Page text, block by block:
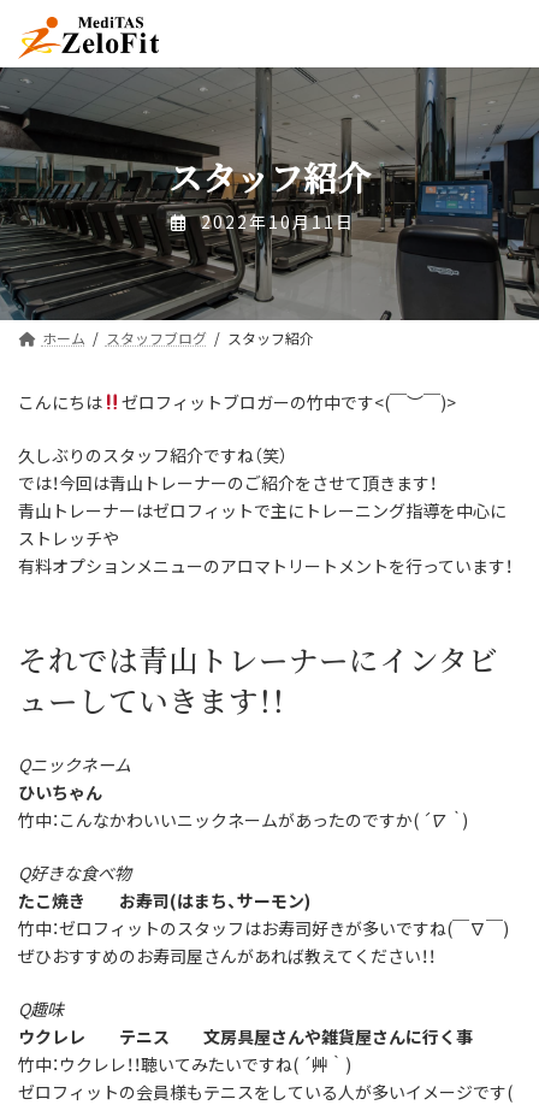
ン
ツ
へ
ス
キ
ッ
プ
ー
シ
ョ
ン
に
移
動
スタッフ紹介
2022年10月11日
ホーム スタッフブログ スタッフ紹介
こんにちは ゼロフィットブロガーの竹中です<(￣︶￣)>
久しぶりのスタッフ紹介ですね（笑）
では！今回は青山トレーナーのご紹介をさせて頂きます！
青山トレーナーはゼロフィットで主にトレーニング指導を中心に
ストレッチや
有料オプションメニューのアロマトリートメントを行っています！
それでは青山トレーナーにインタビ
ューしていきます！！
Qニックネーム
ひいちゃん
竹中：こんなかわいいニックネームがあったのですか( ´∇｀ )
Q好きな食べ物
たこ焼き お寿司(はまち、サーモン)
竹中：ゼロフィットのスタッフはお寿司好きが多いですね(￣∇￣)
ぜひおすすめのお寿司屋さんがあれば教えてください！！
Q趣味
ウクレレ テニス 文房具屋さんや雑貨屋さんに行く事
竹中：ウクレレ！！聴いてみたいですね( ´艸｀)
ゼロフィットの会員様もテニスをしている人が多いイメージです(